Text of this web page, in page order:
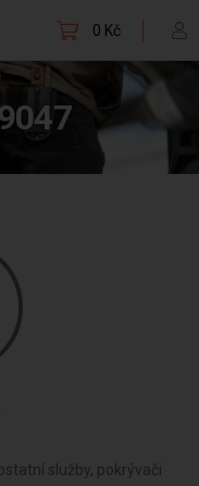
0 Kč
služby, pokrývači